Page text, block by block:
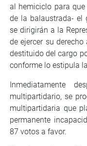
al hemiciclo para
de la balaustrada- el
se dirigirán a la
de ejercer su
destituido del cargo
conforme lo estipula
Inmediatamente
multipartidario, se
multipartidaria que
permanente
87 votos a favor.